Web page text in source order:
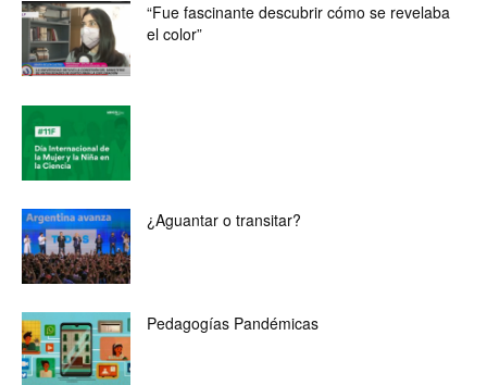
“Fue fascinante descubrir cómo se revelaba
el color”
¿Aguantar o transitar?
Pedagogías Pandémicas